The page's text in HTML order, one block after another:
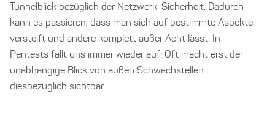
Tunnelblick bezüglich der Netzwerk-Sicherheit. Dadurch
kann es passieren, dass man sich auf bestimmte Aspekte
versteift und andere komplett außer Acht lässt. In
Pentests fällt uns immer wieder auf: Oft macht erst der
unabhängige Blick von außen Schwachstellen
diesbezüglich sichtbar.